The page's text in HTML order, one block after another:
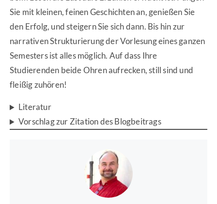
Sie mit kleinen, feinen Geschichten an, genießen Sie
den Erfolg, und steigern Sie sich dann. Bis hin zur
narrativen Strukturierung der Vorlesung eines ganzen
Semesters ist alles möglich. Auf dass Ihre
Studierenden beide Ohren aufrecken, still sind und
fleißig zuhören!
Literatur
Vorschlag zur Zitation des Blogbeitrags